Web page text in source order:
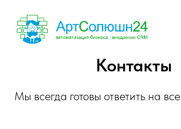
Контакты
Мы всегда готовы ответить на